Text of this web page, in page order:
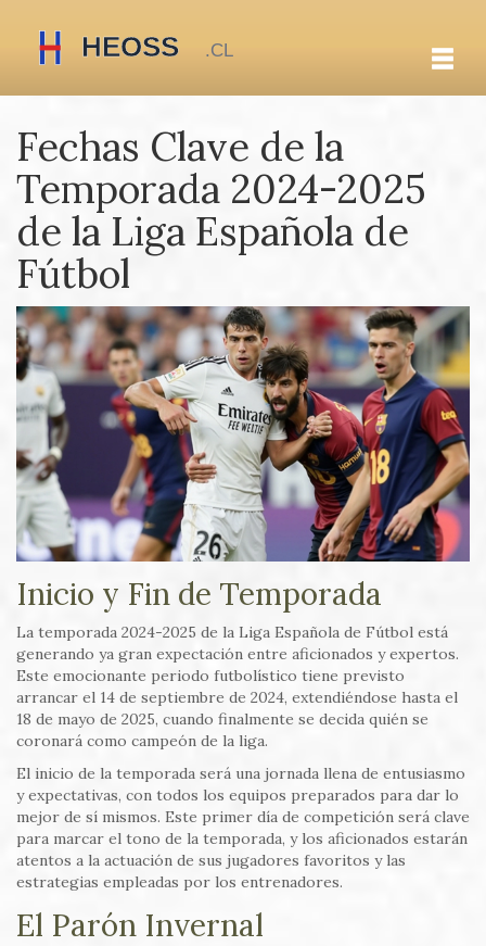
Fechas Clave de la
Temporada 2024-2025
de la Liga Española de
Fútbol
Inicio y Fin de Temporada
La temporada 2024-2025 de la Liga Española de Fútbol está
generando ya gran expectación entre aficionados y expertos.
Este emocionante periodo futbolístico tiene previsto
arrancar el 14 de septiembre de 2024, extendiéndose hasta el
18 de mayo de 2025, cuando finalmente se decida quién se
coronará como campeón de la liga.
El inicio de la temporada será una jornada llena de entusiasmo
y expectativas, con todos los equipos preparados para dar lo
mejor de sí mismos. Este primer día de competición será clave
para marcar el tono de la temporada, y los aficionados estarán
atentos a la actuación de sus jugadores favoritos y las
estrategias empleadas por los entrenadores.
El Parón Invernal